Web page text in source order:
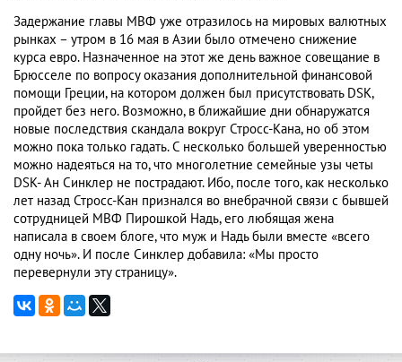
Задержание главы МВФ уже отразилось на мировых валютных
рынках – утром в 16 мая в Азии было отмечено снижение
курса евро. Назначенное на этот же день важное совещание в
Брюсселе по вопросу оказания дополнительной финансовой
помощи Греции, на котором должен был присутствовать DSK,
пройдет без него. Возможно, в ближайшие дни обнаружатся
новые последствия скандала вокруг Стросс-Кана, но об этом
можно пока только гадать. С несколько большей уверенностью
можно надеяться на то, что многолетние семейные узы четы
DSK- Ан Синклер не пострадают. Ибо, после того, как несколько
лет назад Стросс-Кан признался во внебрачной связи с бывшей
сотрудницей МВФ Пирошкой Надь, его любящая жена
написала в своем блоге, что муж и Надь были вместе «всего
одну ночь». И после Синклер добавила: «Мы просто
перевернули эту страницу».